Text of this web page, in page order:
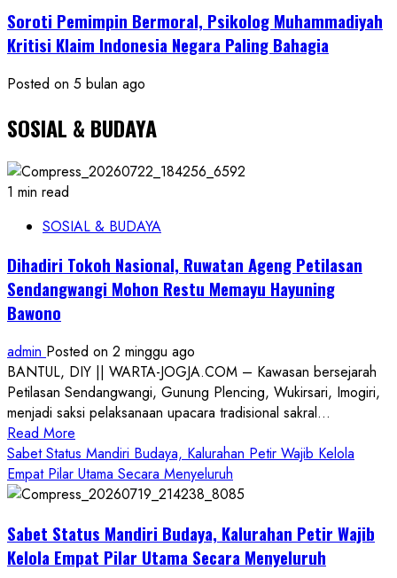
Soroti Pemimpin Bermoral, Psikolog Muhammadiyah
Kritisi Klaim Indonesia Negara Paling Bahagia
Posted on 5 bulan ago
SOSIAL & BUDAYA
1 min read
SOSIAL & BUDAYA
Dihadiri Tokoh Nasional, Ruwatan Ageng Petilasan
Sendangwangi Mohon Restu Memayu Hayuning
Bawono
admin Posted on 2 minggu ago
BANTUL, DIY || WARTA-JOGJA.COM – Kawasan bersejarah
Petilasan Sendangwangi, Gunung Plencing, Wukirsari, Imogiri,
menjadi saksi pelaksanaan upacara tradisional sakral...
Read More
more
about
Dihadiri
Nasional,
Ruwatan
Sabet Status Mandiri Budaya, Kalurahan Petir Wajib Kelola
Empat Pilar Utama Secara Menyeluruh
Sabet Status Mandiri Budaya, Kalurahan Petir Wajib
Kelola Empat Pilar Utama Secara Menyeluruh